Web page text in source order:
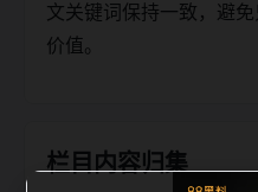
文关键词保持一致，避
价值。
栏目内容归集